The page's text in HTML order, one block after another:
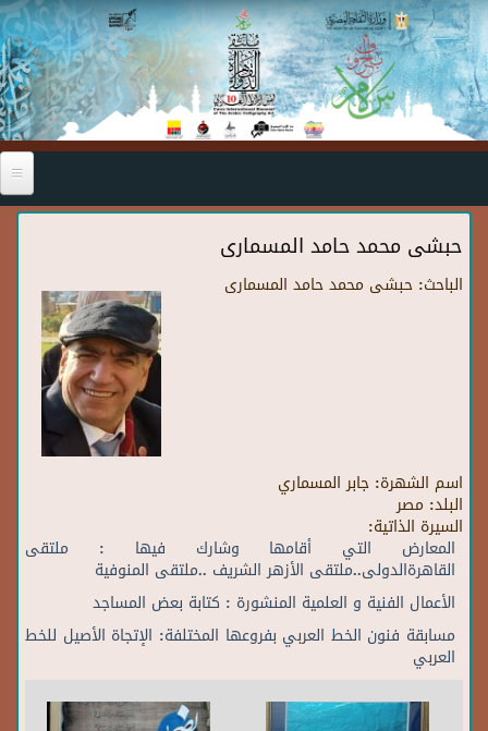
Skip to main content
حبشى محمد حامد المسمارى
الباحث: حبشى محمد حامد المسمارى
اسم الشهرة: جابر المسماري
البلد: مصر
السيرة الذاتية:
المعارض التي أقامها وشارك فيها : ملتقى
القاهرةالدولى..ملتقى الأزهر الشريف ..ملتقى المنوفية
الأعمال الفنية و العلمية المنشورة : كتابة بعض المساجد
مسابقة فنون الخط العربي بفروعها المختلفة: الإتجاة الأصيل للخط
العربي